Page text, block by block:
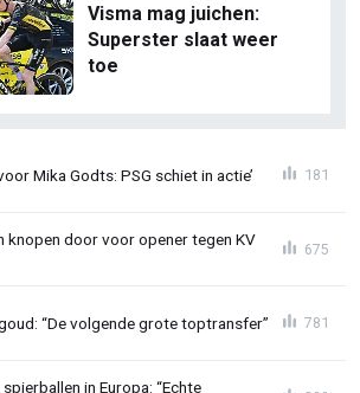
Visma mag juichen:
Superster slaat weer
toe
Mika Godts: PSG schiet in actie’ 181
knopen door voor opener tegen KV
675
“De volgende grote toptransfer” 781
in Europa: “Echte